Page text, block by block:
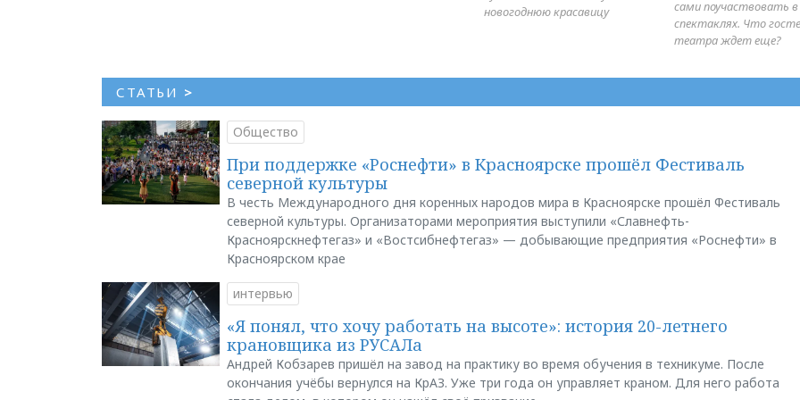
новогоднюю красавицу
сами поучаствовать в
спектаклях. Что
театра ждет еще?
СТАТЬИ >
Общество
При поддержке «Роснефти» в Красноярске прошёл Фестиваль
северной культуры
В честь Международного дня коренных народов мира в Красноярске прошёл Фестиваль
северной культуры. Организаторами мероприятия выступили «Славнефть-
Красноярскнефтегаз» и «Востсибнефтегаз» — добывающие предприятия «Роснефти» в
Красноярском крае
интервью
«Я понял, что хочу работать на высоте»: история 20-летнего
крановщика из РУСАЛа
Андрей Кобзарев пришёл на завод на практику во время обучения в техникуме. После
окончания учёбы вернулся на КрАЗ. Уже три года он управляет краном. Для него работа